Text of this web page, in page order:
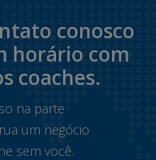
conosco
horário com
coaches.
na parte
um negócio
sem você.